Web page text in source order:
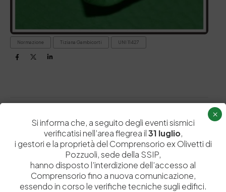
Normazione Tiziana Gambicorti UNI 11427
Related Posts
Si informa che, a seguito degli eventi sismici
verificatisi nell’area flegrea il31 luglio,
i gestori e la proprietà del Comprensorio ex Olivetti di
Pozzuoli, sede della SSIP,
hanno disposto l’interdizione dell’accesso al
Comprensorio fino a nuova comunicazione,
essendo in corso le verifiche tecniche sugli edifici.
×